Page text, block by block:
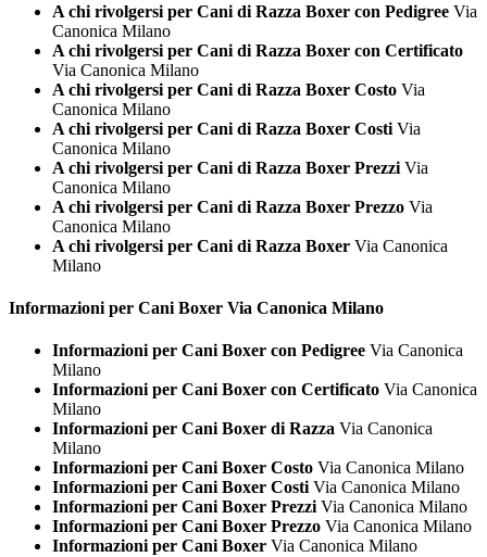
A chi rivolgersi per Cani di Razza Boxer con Pedigree Via
Canonica Milano
A chi rivolgersi per Cani di Razza Boxer con Certificato
Via Canonica Milano
A chi rivolgersi per Cani di Razza Boxer Costo Via
Canonica Milano
A chi rivolgersi per Cani di Razza Boxer Costi Via
Canonica Milano
A chi rivolgersi per Cani di Razza Boxer Prezzi Via
Canonica Milano
A chi rivolgersi per Cani di Razza Boxer Prezzo Via
Canonica Milano
A chi rivolgersi per Cani di Razza Boxer Via Canonica
Milano
Informazioni per Cani Boxer Via Canonica Milano
Informazioni per Cani Boxer con Pedigree Via Canonica
Milano
Informazioni per Cani Boxer con Certificato Via Canonica
Milano
Informazioni per Cani Boxer di Razza Via Canonica
Milano
Informazioni per Cani Boxer Costo Via Canonica Milano
Informazioni per Cani Boxer CostiVia Canonica Milano
Informazioni per Cani Boxer PrezziVia Canonica Milano
Informazioni per Cani Boxer Prezzo Via Canonica Milano
Informazioni per Cani Boxer Via Canonica Milano